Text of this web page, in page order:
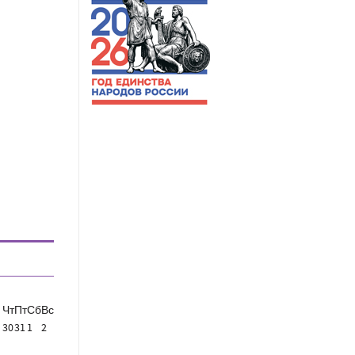
ЧтПтСбВс
30311 2